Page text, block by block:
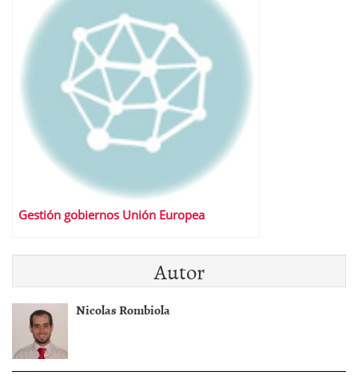
Gestión gobiernos Unión Europea
Autor
Nicolas Rombiola